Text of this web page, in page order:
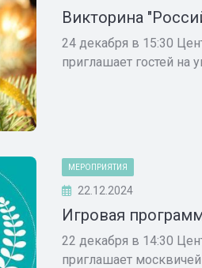
Викторина
24 декабря в 15:30
приглашает гостей
МЕРОПРИЯТИЯ
22.12.2024
Игровая
22 декабря в 14:30
приглашает